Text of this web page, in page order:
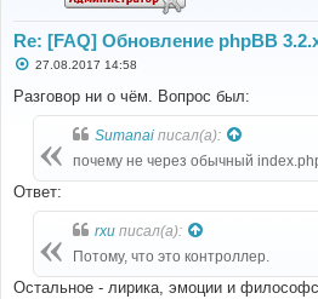
Re: [FAQ] Обновление phpBB
С
о
б
щ
е
27.08.2017 14:58
Разговор ни о чём. Вопрос был:
Sumanai писал(а):
почему не через обычный
Ответ:
rxu писал(а):
Потому, что это контроллер.
Остальное - лирика, эмоции и